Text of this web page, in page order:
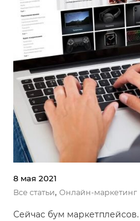
8 мая 2021
Все статьи,Онлайн-маркетинг
Сейчас бум